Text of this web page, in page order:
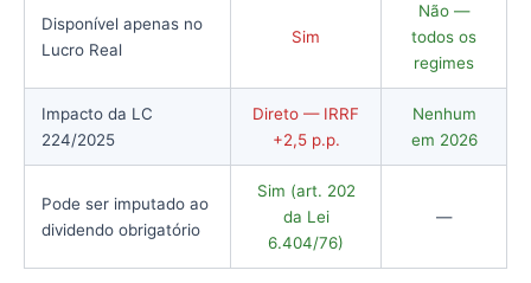
Disponível apenas no
Lucro Real
Sim
Não —
todos os
regimes
Impacto da LC
224/2025
Direto — IRRF
+2,5 p.p.
Nenhum
em 2026
Pode ser imputado ao
dividendo obrigatório
Sim (art. 202
da Lei
6.404/76)
—